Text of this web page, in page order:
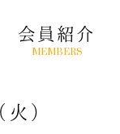
会員紹介
MEMBERS
）